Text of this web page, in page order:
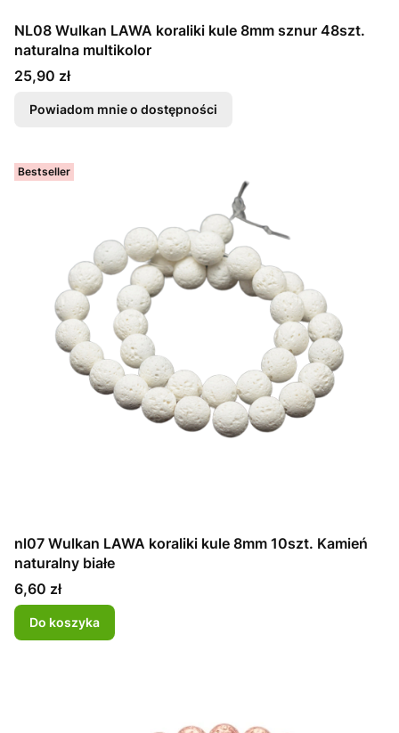
NL08 Wulkan LAWA koraliki kule 8mm sznur 48szt.
naturalna multikolor
Cena
25,90 zł
Powiadom mnie o dostępności
Bestseller
nl07 Wulkan LAWA koraliki kule 8mm 10szt. Kamień
naturalny białe
Cena
6,60 zł
Do koszyka